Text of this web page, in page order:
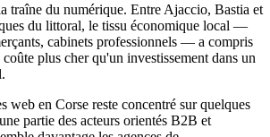
traîne du numérique. Entre Ajaccio, Bastia et
du littoral, le tissu économique local —
cabinets professionnels — a compris
plus cher qu'un investissement dans un
web en Corse reste concentré sur quelques
partie des acteurs orientés B2B et